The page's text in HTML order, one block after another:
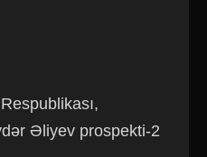
Əliyev prospekti-2